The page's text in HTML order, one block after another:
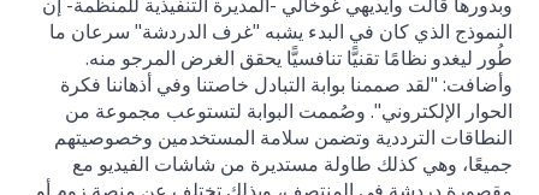
النموذج الذي كان في البدء يشبه "غرف الدردشة" سرعان ما
طُور ليغدو نظامًا تقنيًّا تنافسيًّا يحقق الغرض المرجو منه.
وأضافت: "لقد صممنا بوابة التبادل خاصتنا وفي أذهاننا فكرة
الحوار الإلكتروني". وصُممت البوابة لتستوعب مجموعة من
النطاقات الترددية وتضمن سلامة المستخدمين وخصوصيتهم
جميعًا، وهي كذلك طاولة مستديرة من شاشات الفيديو مع